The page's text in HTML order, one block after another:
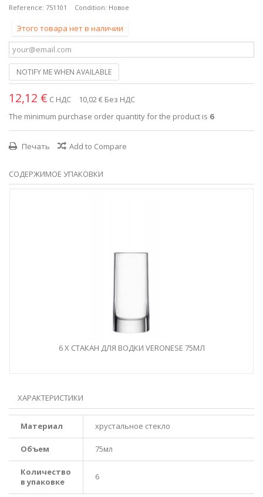
Reference: 751101 Condition: Новое
Этого товара нет в наличии
NOTIFY ME WHEN AVAILABLE
12,12 € С НДС 10,02 € Без НДС
The minimum purchase order quantity for the product is 6
Печать Add to Compare
СОДЕРЖИМОЕ УПАКОВКИ
6 X СТАКАН ДЛЯ ВОДКИ VERONESE 75МЛ
ХАРАКТЕРИСТИКИ
Mатериал хрустальное стекло
Oбъем 75мл
Количество
в упаковке
6